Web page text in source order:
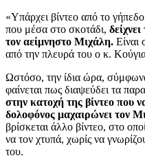
«Υπάρχει βίντεο από το
που μέσα στο σκοτάδι,
τον αείμνηστο Μιχάλη. Είναι
από την πλευρά του ο κ.
Ωστόσο, την ίδια ώρα,
φαίνεται πως διαψεύδει τα
στην κατοχή της βίντεο που
δολοφόνος μαχαιρώνει τον
βρίσκεται άλλο βίντεο, στο
να τον χτυπά, χωρίς να
του.